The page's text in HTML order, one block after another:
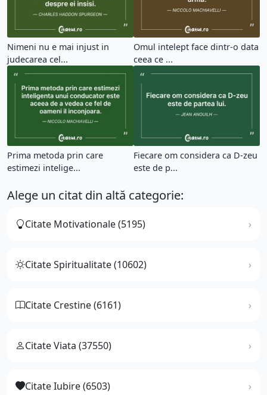
Nimeni nu e mai injust in
judecarea cel...
Omul intelept face dintr-o data
ceea ce ...
Prima metoda prin care
estimezi intelige...
Fiecare om considera ca D-zeu
este de p...
Alege un citat din altă categorie:
Citate Motivationale (5195)
Citate Spiritualitate (10602)
Citate Crestine (6161)
Citate Viata (37550)
Citate Iubire (6503)